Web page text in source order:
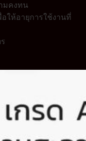
มคงทน
อให้อายุการใช้งานที่